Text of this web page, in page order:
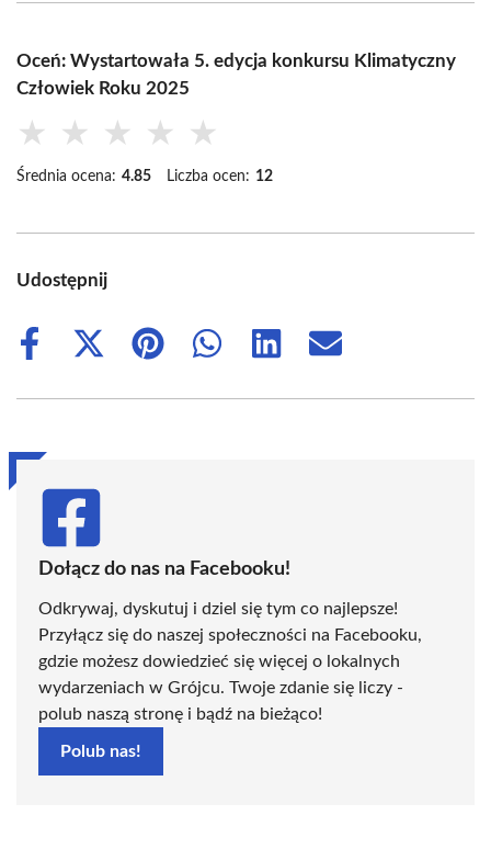
Oceń: Wystartowała 5. edycja konkursu Klimatyczny
Człowiek Roku 2025
★ ★ ★ ★ ★
Średnia ocena: 4.85 Liczba ocen: 12
Udostępnij
Share
Share
(Twitter)
Share
Share
Share
Share
Dołącz do nas na Facebooku!
Odkrywaj, dyskutuj i dziel się tym co najlepsze!
Przyłącz się do naszej społeczności na Facebooku,
gdzie możesz dowiedzieć się więcej o lokalnych
wydarzeniach w Grójcu. Twoje zdanie się liczy -
polub naszą stronę i bądź na bieżąco!
Polub nas!